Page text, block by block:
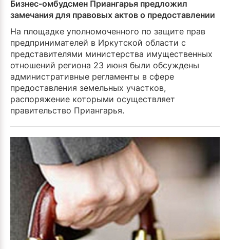
Бизнес-омбудсмен Приангарья предложил
замечания для правовых актов о предоставлении
земельных участков
На площадке уполномоченного по защите прав
предпринимателей в Иркутской области с
представителями министерства имущественных
отношений региона 23 июня были обсуждены
административные регламенты в сфере
предоставления земельных участков,
распоряжение которыми осуществляет
правительство Приангарья.